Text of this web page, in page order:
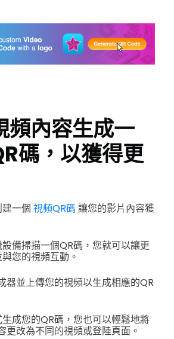
頻內容生成一
碼，以獲得更
一個 視頻QR碼 讓您的影片內容獲
備掃描一個QR碼，您就可以讓更
您的視頻互動。
器並上傳您的視頻以生成相應的QR
成您的QR碼，您也可以輕鬆地將
更改為不同的視頻或登陸頁面。